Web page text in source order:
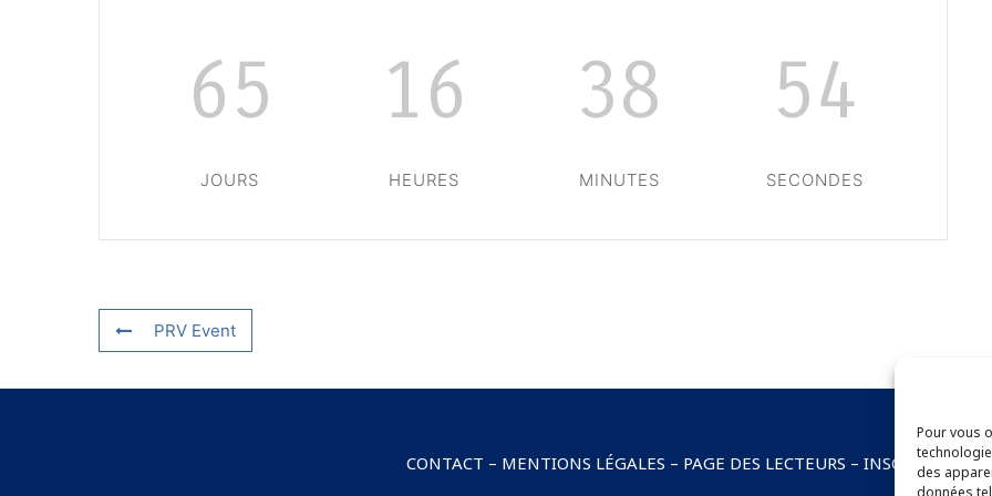
Pour vous
des
données
65
JOURS
16
HEURES
38
MINUTES
54
SECONDES
PRV Event
CONTACT – MENTIONS LÉGALES – PAGE DES LECTEURS – INSCRIPTION